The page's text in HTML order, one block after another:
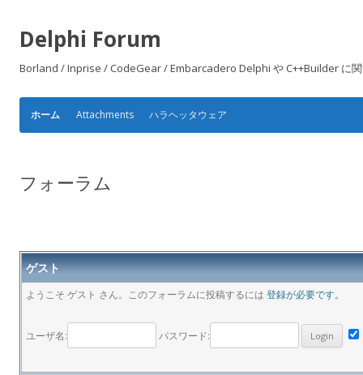
Delphi Forum
Borland / Inprise / CodeGear / Embarcadero Delphi や C++Builder に
ホーム Attachments ハラヘッタウェア
フォーラム
ゲスト
ようこそ ゲスト さん。このフォーラムに投稿するには 登録が必要です。
ユーザ名: パスワード: